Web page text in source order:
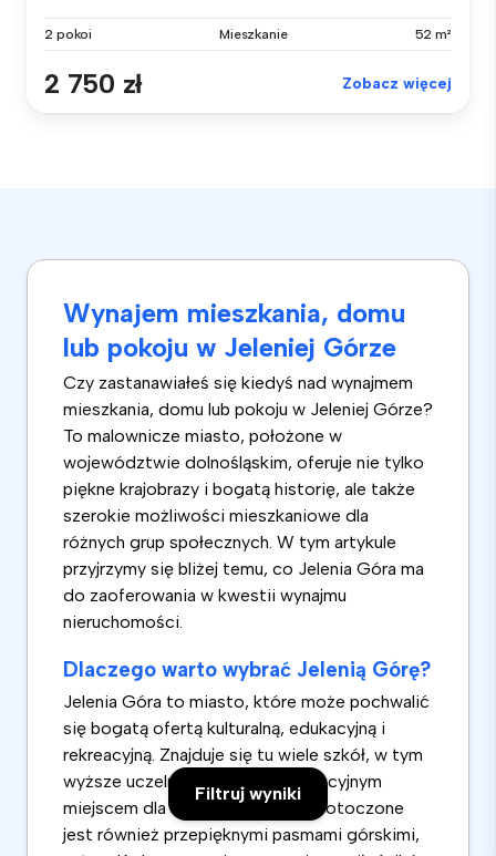
Filtruj wyniki
2 pokoi Mieszkanie 52 m²
2 750 zł Zobacz więcej
Wynajem mieszkania, domu
lub pokoju w Jeleniej Górze
Czy zastanawiałeś się kiedyś nad wynajmem
mieszkania, domu lub pokoju w Jeleniej Górze?
To malownicze miasto, położone w
województwie dolnośląskim, oferuje nie tylko
piękne krajobrazy i bogatą historię, ale także
szerokie możliwości mieszkaniowe dla
różnych grup społecznych. W tym artykule
przyjrzymy się bliżej temu, co Jelenia Góra ma
do zaoferowania w kwestii wynajmu
nieruchomości.
Dlaczego warto wybrać Jelenią Górę?
Jelenia Góra to miasto, które może pochwalić
się bogatą ofertą kulturalną, edukacyjną i
rekreacyjną. Znajduje się tu wiele szkół, w tym
wyższe uczelnie, co czyni je atrakcyjnym
miejscem dla studentów. Miasto otoczone
jest również przepięknymi pasmami górskimi,